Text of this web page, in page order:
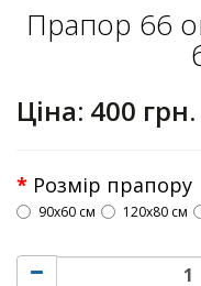
Прапор 66
Ціна: 400 грн.
Розмір прапору
90х60 см 120х80 см